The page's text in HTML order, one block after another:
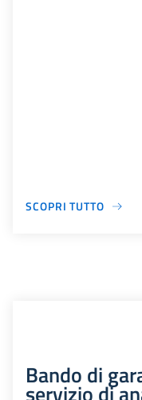
SCOPRI TUTTO
Bando di